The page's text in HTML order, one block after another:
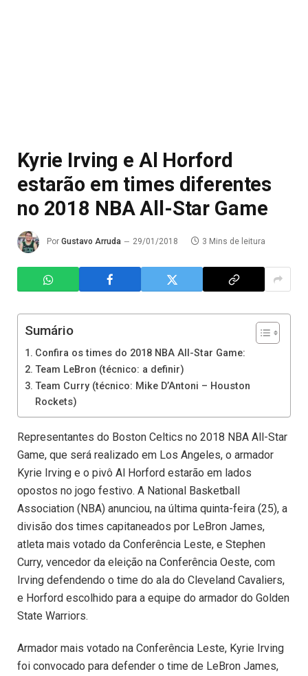
Kyrie Irving e Al Horford
estarão em times diferentes
no 2018 NBA All-Star Game
Por Gustavo Arruda 29/01/2018 3 Mins de leitura
Sumário
Confira os times do 2018 NBA All-Star Game:
Team LeBron (técnico: a definir)
Team Curry (técnico: Mike D’Antoni – Houston
Rockets)
Representantes do Boston Celtics no 2018 NBA All-Star
Game, que será realizado em Los Angeles, o armador
Kyrie Irving e o pivô Al Horford estarão em lados
opostos no jogo festivo. A National Basketball
Association (NBA) anunciou, na última quinta-feira (25), a
divisão dos times capitaneados por LeBron James,
atleta mais votado da Conferência Leste, e Stephen
Curry, vencedor da eleição na Conferência Oeste, com
Irving defendendo o time do ala do Cleveland Cavaliers,
e Horford escolhido para a equipe do armador do Golden
State Warriors.
Armador mais votado na Conferência Leste, Kyrie Irving
foi convocado para defender o time de LeBron James,